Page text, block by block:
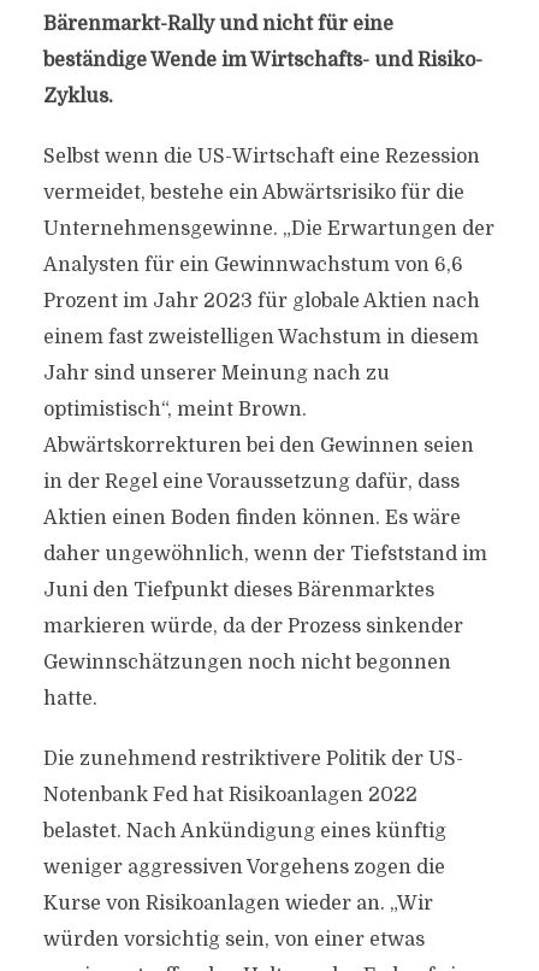
Bärenmarkt-Rally und nicht für eine
beständige Wende im Wirtschafts- und Risiko-
Zyklus.
Selbst wenn die US-Wirtschaft eine Rezession
vermeidet, bestehe ein Abwärtsrisiko für die
Unternehmensgewinne. „Die Erwartungen der
Analysten für ein Gewinnwachstum von 6,6
Prozent im Jahr 2023 für globale Aktien nach
einem fast zweistelligen Wachstum in diesem
Jahr sind unserer Meinung nach zu
optimistisch“, meint Brown.
Abwärtskorrekturen bei den Gewinnen seien
in der Regel eine Voraussetzung dafür, dass
Aktien einen Boden finden können. Es wäre
daher ungewöhnlich, wenn der Tiefststand im
Juni den Tiefpunkt dieses Bärenmarktes
markieren würde, da der Prozess sinkender
Gewinnschätzungen noch nicht begonnen
hatte.
Die zunehmend restriktivere Politik der US-
Notenbank Fed hat Risikoanlagen 2022
belastet. Nach Ankündigung eines künftig
weniger aggressiven Vorgehens zogen die
Kurse von Risikoanlagen wieder an. „Wir
würden vorsichtig sein, von einer etwas